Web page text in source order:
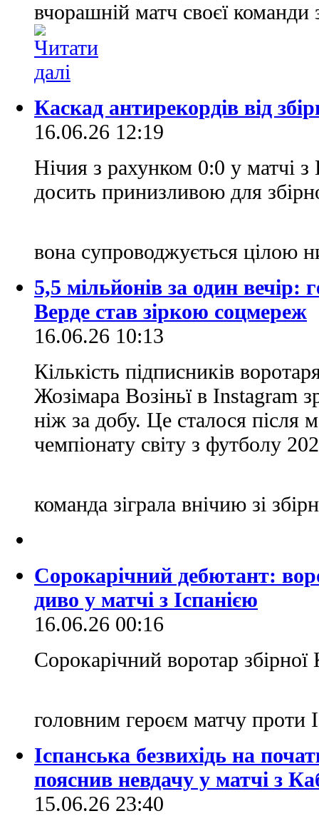
вчорашній матч своєї
Каскад антирекордів від
16.06.26 12:19
Нічия з рахунком 0:0 у матчі
досить принизливою для
вона супроводжується цілою
5,5 мільйонів за один вечір:
Верде став зіркою соцмереж
16.06.26 10:13
Кількість підписників
Жозімара Возіньї в Instagram
ніж за добу. Це сталося після
чемпіонату світу з футболу
команда зіграла внічию зі
Сорокарічний дебютант:
диво у матчі з Іспанією
16.06.26 00:16
Сорокарічний воротар
головним героєм матчу проти
Іспанська безвихідь на
пояснив невдачу у матчі з
15.06.26 23:40